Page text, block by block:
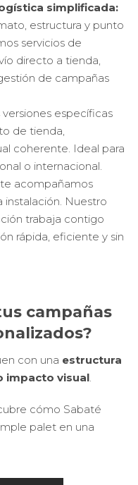
simplificada:
estructura y punto
servicios de
directo a tienda,
de campañas
específicas
de tienda,
coherente. Ideal para
o internacional.
e acompañamos
Nuestro
trabaja contigo
rápida, eficiente y sin
campañas
con una estructura
impacto visual.
cómo Sabaté
palet en una